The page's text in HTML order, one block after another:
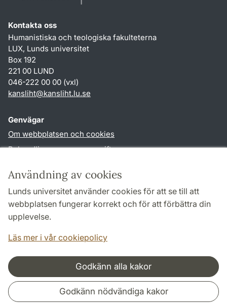
Användning av cookies
Lunds universitet använder cookies för att se till att
webbplatsen fungerar korrekt och för att förbättra din
upplevelse.
Läs mer i vår cookiepolicy
Godkänn alla kakor
Godkänn nödvändiga kakor
Kontakta oss
Humanistiska och teologiska fakulteterna
LUX, Lunds universitet
Box 192
221 00 LUND
046-222 00 00 (vxl)
kansliht@kansliht.lu.se
Genvägar
Om webbplatsen och cookies
Behandling av personuppgifter
TYPO3-login
Följ oss i sociala medier
Samarbeten och nätverk